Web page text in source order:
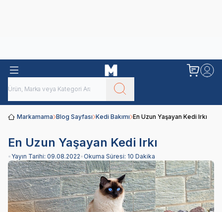
Markamama Blog Sayfası Kedi Bakımı En Uzun Yaşayan Kedi Irkı
En Uzun Yaşayan Kedi Irkı
• Yayın Tarihi: 09.08.2022•Okuma Süresi: 10 Dakika